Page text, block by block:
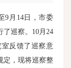
9月14日，市委
了巡察。10月24
反馈了巡察意
定，现将巡察整